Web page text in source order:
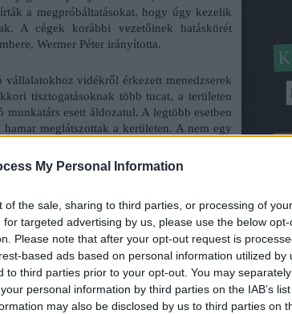
My Personal Information
of the sale, sharing to third parties, or processing of
targeted advertising by us, please use the below
Please note that after your opt-out request is
based ads based on personal information utilized by
to third parties prior to your opt-out. You may
personal information by third parties on the IAB’s
may also be disclosed by us to third parties on
a megpróbáltatásokat, hogy úgy kezelik
A cégek korábbi vezetőinek hatáskörét
Wermer Péter irányította.
vidékről érkezett menedzserek
tisztogatásoknak több tucat, a területen
esett áldozatul. A legtöbb esetben
meglátszottak a kerületen. A nem egy
most is csak ismerkedő vállalatvezetők
a városüzemeltetés és a kultúrális
csődje.
vagyonkezelő rt. vezérigazgatója, és
önkormányzat tulajdonában álló vállalatokat
a vállalat humán területéhez két új kolléga
kettősük jól jellemzi a jelen politikai kurzus
Főhőseinknek semmi kötödése nincs a
György korábban szakácsként dolgozott,
tekinthető)TESCO-nál szerzett
megfeleltek.